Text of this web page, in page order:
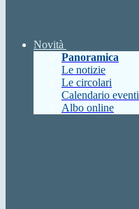
Novità
Panoramica
Le notizie
Le circolari
Calendario eventi
Albo online